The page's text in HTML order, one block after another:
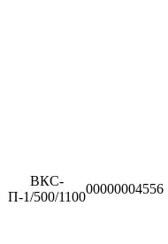
ВКС-
П-1/500/1100
00000004556